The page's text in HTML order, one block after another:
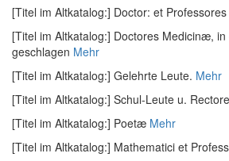
[Titel im Altkatalog:] Doctor: et
[Titel im Altkatalog:] Doctores Medicinæ,
geschlagen Mehr
[Titel im Altkatalog:] Gelehrte Leute. Mehr
[Titel im Altkatalog:] Schul-Leute u.
[Titel im Altkatalog:] Poetæ Mehr
[Titel im Altkatalog:] Mathematici et